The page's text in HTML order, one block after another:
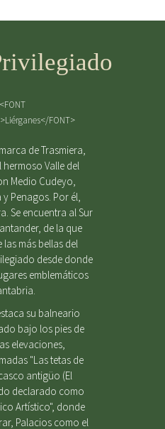
de Trasmiera,
hermoso Valle del
Medio Cudeyo,
Penagos. Por él,
Se encuentra al Sur
de la que
las más bellas del
desde donde
emblemáticos
su balneario
bajo los pies de
elevaciones,
"Las tetas de
antigüo (El
declarado como
Artístico", donde
Palacios como el